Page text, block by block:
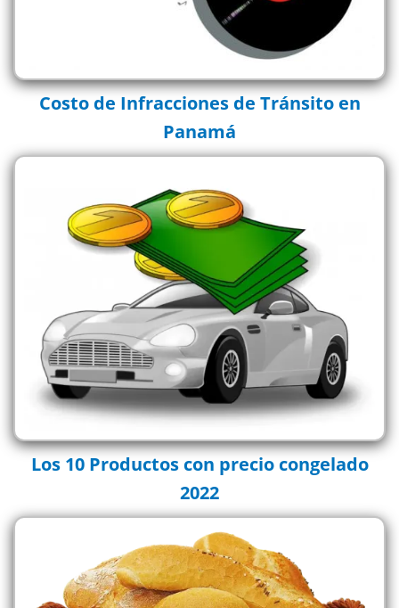
Costo de Infracciones de Tránsito en
Panamá
Los 10 Productos con precio congelado
2022